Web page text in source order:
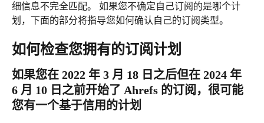
细信息不完全匹配。 如果您不确定自己订阅的是哪个计
划，下面的部分将指导您如何确认自己的订阅类型。
如何检查您拥有的订阅计划
如果您在 2022 年 3 月 18 日之后但在 2024 年
6 月 10 日之前开始了 Ahrefs 的订阅，很可能
您有一个基于信用的计划